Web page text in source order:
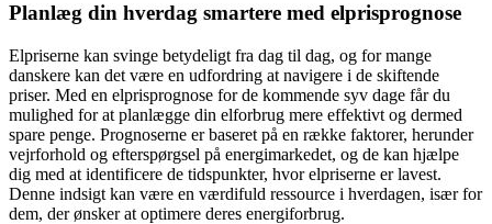
Planlæg din hverdag smartere med elprisprognose
Elpriserne kan svinge betydeligt fra dag til dag, og for mange
danskere kan det være en udfordring at navigere i de skiftende
priser. Med en elprisprognose for de kommende syv dage får du
mulighed for at planlægge din elforbrug mere effektivt og dermed
spare penge. Prognoserne er baseret på en række faktorer, herunder
vejrforhold og efterspørgsel på energimarkedet, og de kan hjælpe
dig med at identificere de tidspunkter, hvor elpriserne er lavest.
Denne indsigt kan være en værdifuld ressource i hverdagen, især for
dem, der ønsker at optimere deres energiforbrug.